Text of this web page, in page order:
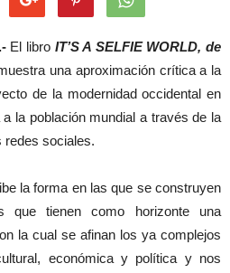
El libro IT’S A SELFIE WORLD, de
una aproximación crítica a la
de la modernidad occidental en
la población mundial a través de la
redes sociales.
la forma en las que se construyen
que tienen como horizonte una
la cual se afinan los ya complejos
económica y política y nos